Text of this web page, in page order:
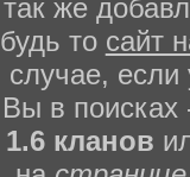
так же
будь то сайт
случае, если
Вы в поисках
1.6 кланов